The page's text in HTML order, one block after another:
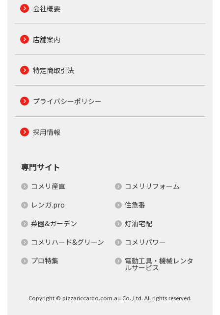
会社概要
店舗案内
特定商取引法
プライバシーポリシー
採用情報
専門サイト
コメリ産直
コメリリフォーム
レンガ.pro
住急番
菜園&ガーデン
灯油宅配
コメリハード&グリーン
コメリパワー
プロ特集
電動工具・機械レンタ
ルサービス
Copyright © pizzariccardo.com.au Co.,Ltd. All rights reserved.